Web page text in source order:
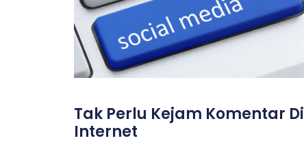
Tak Perlu Kejam Komentar Di
Internet